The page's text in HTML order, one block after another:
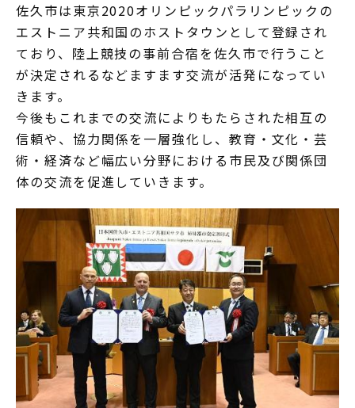
佐久市は東京2020オリンピックパラリンピックの
エストニア共和国のホストタウンとして登録され
ており、陸上競技の事前合宿を佐久市で行うこと
が決定されるなどますます交流が活発になってい
きます。
今後もこれまでの交流によりもたらされた相互の
信頼や、協力関係を一層強化し、教育・文化・芸
術・経済など幅広い分野における市民及び関係団
体の交流を促進していきます。